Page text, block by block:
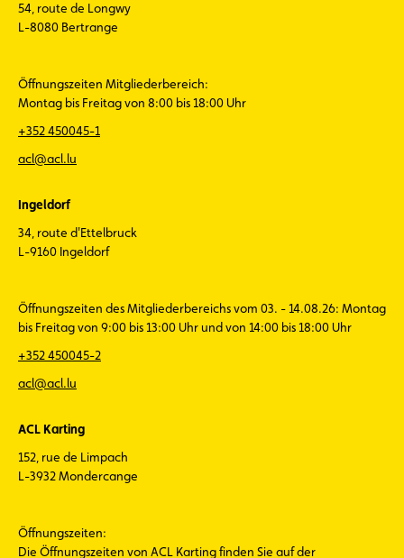
54, route de Longwy
L-8080 Bertrange
Öffnungszeiten Mitgliederbereich:
Montag bis Freitag von 8:00 bis 18:00 Uhr
+352 450045-1
acl@acl.lu
Ingeldorf
34, route d'Ettelbruck
L-9160 Ingeldorf
Öffnungszeiten des Mitgliederbereichs vom 03. - 14.08.26: Montag
bis Freitag von 9:00 bis 13:00 Uhr und von 14:00 bis 18:00 Uhr
+352 450045-2
acl@acl.lu
ACL Karting
152, rue de Limpach
L-3932 Mondercange
Öffnungszeiten:
Die Öffnungszeiten von ACL Karting finden Sie auf der